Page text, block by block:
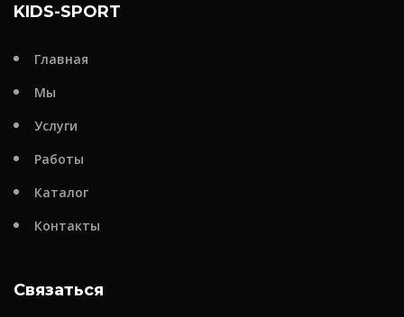
KIDS-SPORT
Главная
Мы
Услуги
Работы
Каталог
Контакты
Связаться